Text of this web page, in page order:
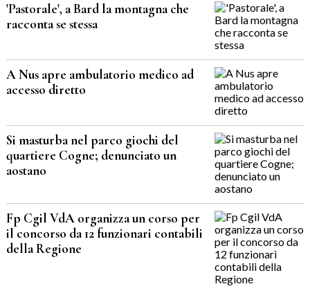
'Pastorale', a Bard la montagna che
racconta se stessa
A Nus apre ambulatorio medico ad
accesso diretto
Si masturba nel parco giochi del
quartiere Cogne; denunciato un
aostano
Fp Cgil VdA organizza un corso per
il concorso da 12 funzionari contabili
della Regione